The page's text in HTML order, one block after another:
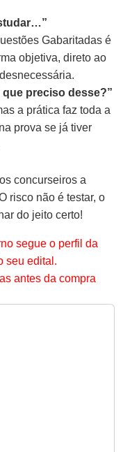
Gabaritadas é
objetiva, direto ao
preciso desse?”
a prática faz toda a
prova se já tiver
concurseiros a
risco não é testar, o
do jeito certo!
segue o perfil da
seu edital.
antes da compra